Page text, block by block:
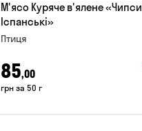
М'ясо Куряче в'ялене «Чипси
Іспанські»
Птиця
85,00
грн за 50 г